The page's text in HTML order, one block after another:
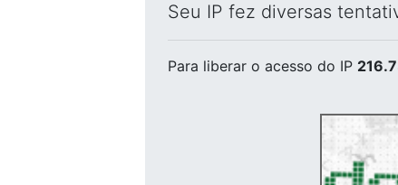
Seu IP fez diversas
Para liberar o acesso do IP